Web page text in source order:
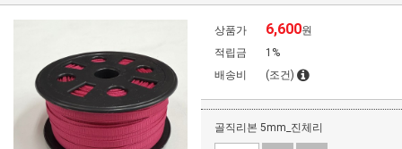
상품가 6,600원
적립금
1%
배송비
(조건)
골직리본 5mm_진체리